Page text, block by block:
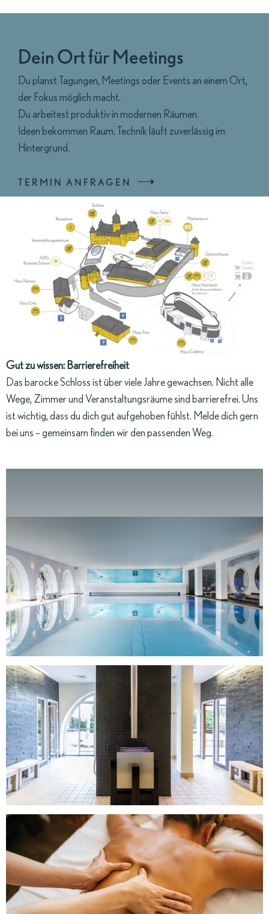
Dein Ort für Meetings
Du planst Tagungen, Meetings oder Events an einem Ort,
der Fokus möglich macht.
Du arbeitest produktiv in modernen Räumen.
Ideen bekommen Raum. Technik läuft zuverlässig im
Hintergrund.
TERMIN ANFRAGEN
Gut zu wissen: Barrierefreiheit
Das barocke Schloss ist über viele Jahre gewachsen. Nicht alle
Wege, Zimmer und Veranstaltungsräume sind barrierefrei. Uns
ist wichtig, dass du dich gut aufgehoben fühlst. Melde dich gern
bei uns – gemeinsam finden wir den passenden Weg.